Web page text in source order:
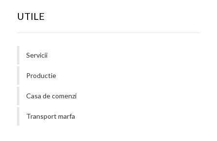
UTILE
Servicii
Productie
Casa de comenzi
Transport marfa